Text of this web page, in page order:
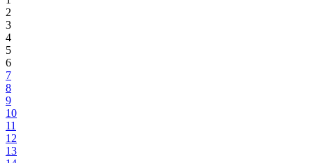
2
3
4
5
6
7
8
9
10
11
12
13